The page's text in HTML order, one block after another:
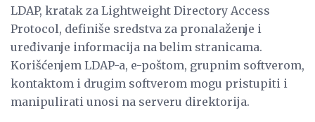
LDAP, kratak za Lightweight Directory Access
Protocol, definiše sredstva za pronalaženje i
uređivanje informacija na belim stranicama.
Korišćenjem LDAP-a, e-poštom, grupnim softverom,
kontaktom i drugim softverom mogu pristupiti i
manipulirati unosi na serveru direktorija.